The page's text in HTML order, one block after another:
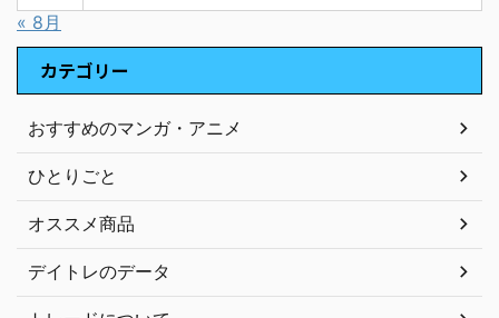
« 8月
カテゴリー
おすすめのマンガ・アニメ
ひとりごと
オススメ商品
デイトレのデータ